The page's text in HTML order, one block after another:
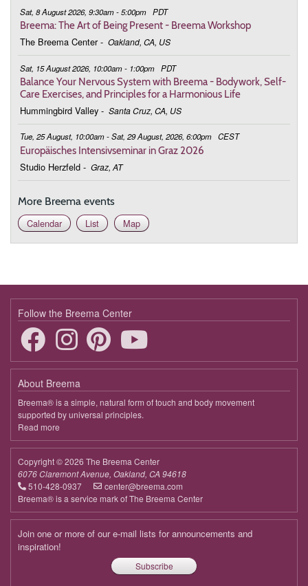
Sat, 8 August 2026, 9:30am - 5:00pm PDT
Breema: The Art of Being Present - Breema Workshop
The Breema Center - Oakland, CA, US
Sat, 15 August 2026, 10:00am - 1:00pm PDT
Balance Your Nervous System with Breema - Bodywork, Self-
Care Exercises, and Principles for a Harmonious Life
Hummingbird Valley - Santa Cruz, CA, US
Tue, 25 August, 10:00am - Sat, 29 August, 2026, 6:00pm CEST
Europäisches Intensivseminar in Graz 2026
Studio Herzfeld - Graz, AT
More Breema events
Calendar
List Map
Follow the Breema Center
About Breema
Breema® is a simple, natural form of touch and body movement
supported by universal principles.
Read more
Breema
Copyright © 2026 The Breema Center
6076 Claremont Avenue, Oakland, CA 94618
510-428-0937
center@breema.com
Breema® is a service mark of The Breema Center
Join one or more of our e-mail lists for announcements and
inspiration!
Subscribe